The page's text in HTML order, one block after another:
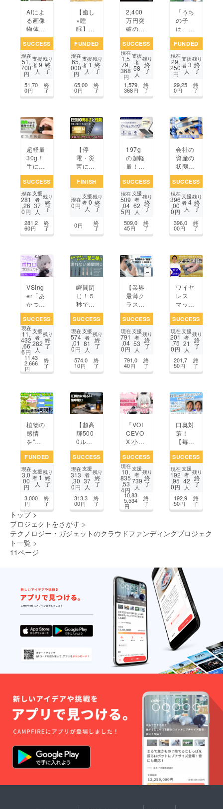
AIによ
る画像
物体検
出器を
実際に
作って
技術習
得(yol
o、Ten
sorFlo
w)
SUCCESS
現在
51,
700
円
支援
者9
人
残り
終
了
51,70
0円
終
了
【癒し
×睡
眠】温
感×指
圧で、
眠りを
最適化
する新
しいリ
ラク
ゼー
USKI
FUNDED
現在
65,
000
円
支援
者1
人
残り
終
了
65,00
0円
終
了
2,400
万円突
破の大
ヒット
AIマウ
ス！音
声だけ
で議事
録・翻
訳が爆
速処
SUCCESS
現在
1,5
79,
368
円
支援
者
58
人
残り
終
了
1,579,
368円
終
了
「うち
の子
は、こ
んな世
界を見
てい
た。」
ワン
ちゃ
ん・ね
こちゃ
のない
毎日
FUNDED
現在
29,
250
円
支援
者3
人
残り
終
了
29,25
0円
終
了
超軽量
30g！
手に優
しく長
時間作
業も快
適なコ
ンパク
トワイ
ヤレス
マウス
SUCCESS
現在
281
,26
0円
支援
者
37
人
残り
終
了
281,2
60円
終
了
【停
電・災
害に備
える】
この1
族を守
る高性
電灯ア
ウトド
能型
FINISH
現在
0円
支援
者0
人
残り
終
了
0円 終
了
197g
の超軽
量！折
りたた
み式ワ
イヤレ
スキー
ボード
で快適
作業を
SUCCESS
現在
509
,04
5円
支援
者
62
人
残り
終
了
509,0
45円
終
了
会社の
資産の
状態を
管理す
るシス
テムA
MSを
広めた
い！
SUCCESS
現在
396
,00
0円
支援
者4
人
残り
終
了
396,0
00円
終
了
VSing
er「あ
かつき
るき」
ボカロ
化の夢
を現実
に！
SUCCESS
現在
11,
432
,66
6円
支援
者
282
人
残り
終
了
11,43
2,666
円
終
了
瞬間閉
じ！５
秒でま
とまる
【超頑
丈&撥
水】雨
の日の
ストレ
スを軽
減する
SUCCESS
現在
574
,01
0円
支援
者
81
人
残り
終
了
574,0
10円
終
了
【業界
最薄ク
ラス】
Gemin
i 3 連
携で議
事録作
成も瞬
時！次
世代AI
録音決
SUCCESS
現在
791
,04
0円
支援
者
53
人
残り
終
了
791,0
40円
終
了
ワイヤ
レス
マッ
サージ
パッド
足筋肉
刺激の
電気
マット
EMS
フット
ジャー
SUCCESS
現在
201
,75
0円
支援
者
21
人
残り
終
了
201,7
50円
終
了
植物の
感情
を"可
視
化"出
来るBo
taniBu
ddyを
商品化
した
い。
FUNDED
現在
3,0
00
円
支援
者 1
人
残り
終
了
3,000
円
終
了
【超高
輝500
0ルー
メン】
小さい
のに圧
倒的に
明るい
LED懐
中電灯
｜M19
SUCCESS
現在
313
,30
0円
支援
者
37
人
残り
終
了
313,3
00円
終
了
『VOI
CEVO
X:小夜/
SAY
O』ソ
ング機
能実装
PROJ
ECT
SUCCESS
現在
10,
835
,53
4円
支援
者
739
人
残り
終
了
10,83
5,534
円
終
了
口臭対
策！
【毎朝
10秒】
白い舌
苔を
サッと
ケア。
エチ
ケット
を守る
SUCCESS
現在
192
,95
0円
支援
者
42
人
残り
終
了
192,9
50円
終
了
トップ >
プロジェクトをさがす >
テクノロジー・ガジェットのクラウドファンディングプロジェク
ト一覧 >
11ページ
10 11 12 13
次のページ